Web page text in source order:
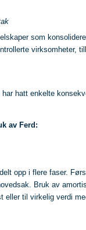
som
virksomheter,
hatt enkelte
av Ferd:
opp i flere faser.
Bruk av
eller til virkelig verdi